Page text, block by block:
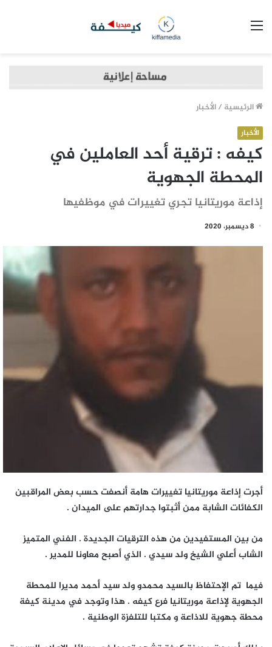
الرئيسية /الأخبار
الأخبار
كيفه : ترقية أحد العاملين في
المحطة الجهوية
إذاعة موريتانيا تجري تغييرات في موظفيها
8 ديسمبر، 2020
أجرت إذاعة موريتانيا تغييرات هامة أنصفت حسب بعض المراقبين
الكفائات الشابة ممن أثبتوا جدارتهم على الميدان .
من بين المستفيدين من هذه الترقيات الجديدة . الفني المتميز
الشاب أعلي الشيخ ولد سيدي . الذي أصبح معاونا للمدير .
فيما تم الإحتفاظ بالسيد محمدو ولد سيد أحمد مديرا للمحطة
الجهوية لإذاعة موريتانيا فرع كيفه . هذا وتوجد في مدينة كيفة
محطة جهوية للاذاعة و مكتبا للتلفزة الوطنية .